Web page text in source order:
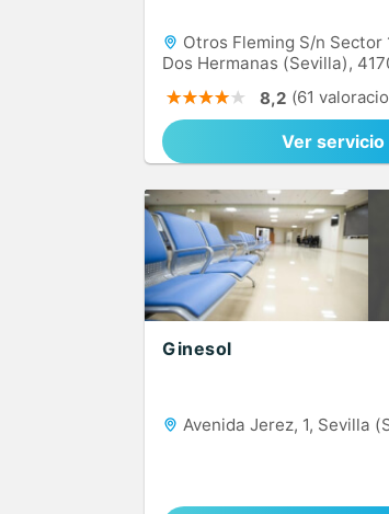
Otros Fleming S/n Sector
Dos Hermanas (Sevilla),
8,2 (61
Ver servicio
Ginesol
Avenida Jerez, 1, Sevilla